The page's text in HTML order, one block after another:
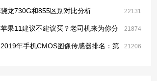
22131
骁龙730G和855区别对比分析
21874
苹果11建议不建议买？老司机来为你分
析
21206
2019年手机CMOS图像传感器排名：第